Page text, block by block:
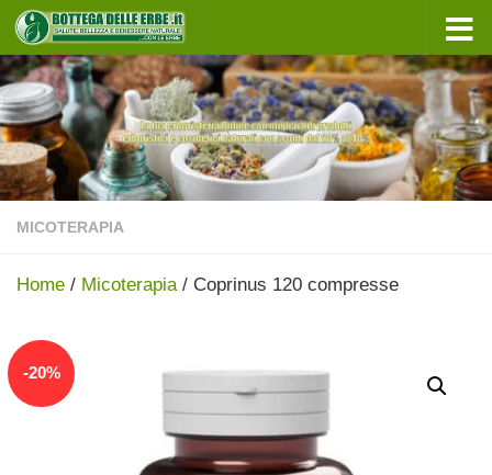
Sotto il contenuto
MICOTERAPIA
Home / Micoterapia / Coprinus 120 compresse
-20% In offerta!